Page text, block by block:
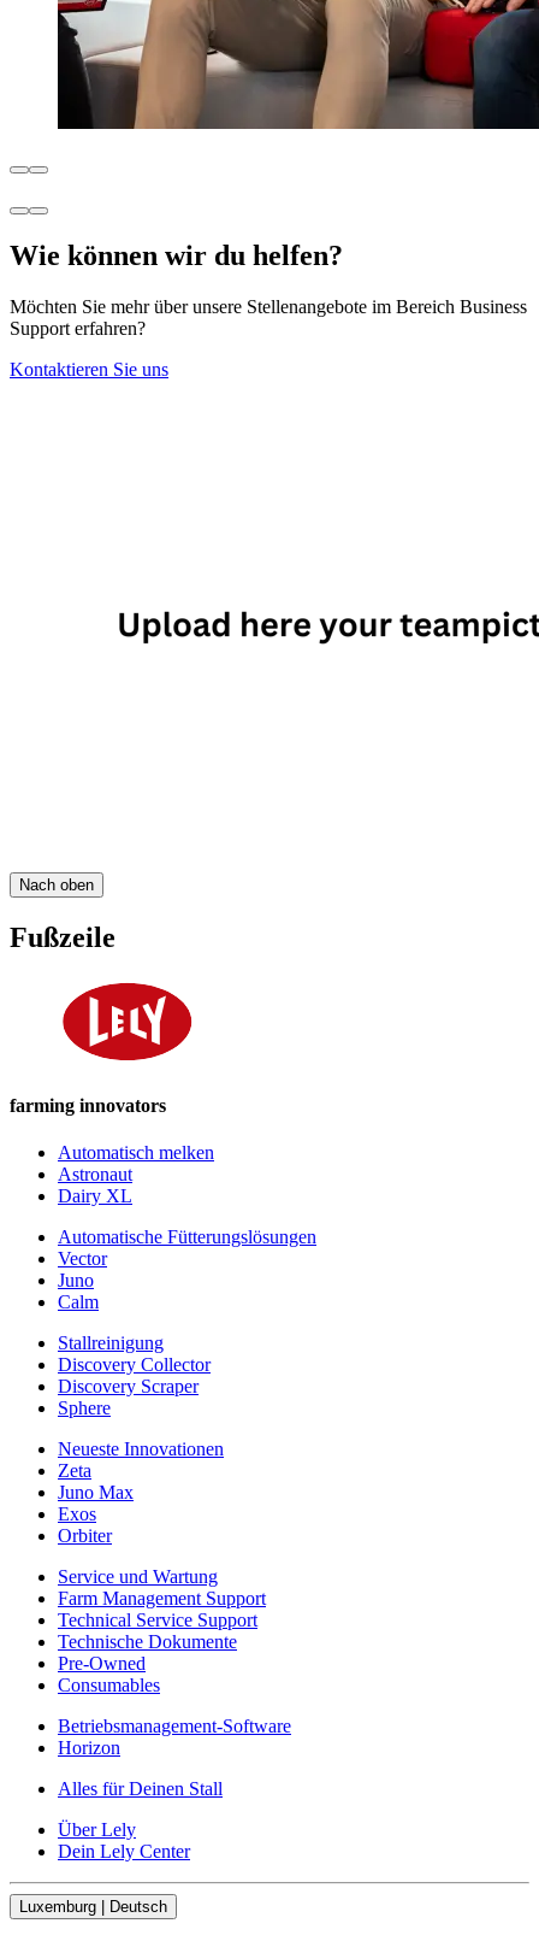
Wie können wir du helfen?
Möchten Sie mehr über unsere Stellenangebote im Bereich Business
Support erfahren?
Kontaktieren Sie uns
Nach oben
Fußzeile
farming innovators
Automatisch melken
Astronaut
Dairy XL
Automatische Fütterungslösungen
Vector
Juno
Calm
Stallreinigung
Discovery Collector
Discovery Scraper
Sphere
Neueste Innovationen
Zeta
Juno Max
Exos
Orbiter
Service und Wartung
Farm Management Support
Technical Service Support
Technische Dokumente
Pre-Owned
Consumables
Betriebsmanagement-Software
Horizon
Alles für Deinen Stall
Über Lely
Dein Lely Center
Luxemburg | Deutsch